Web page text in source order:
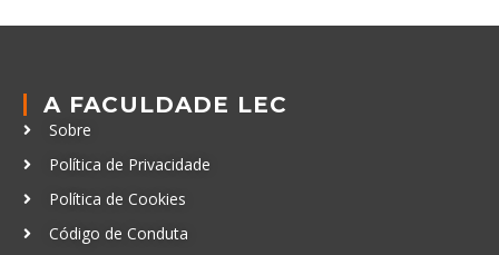
A FACULDADE LEC
Sobre
Política de Privacidade
Política de Cookies
Código de Conduta